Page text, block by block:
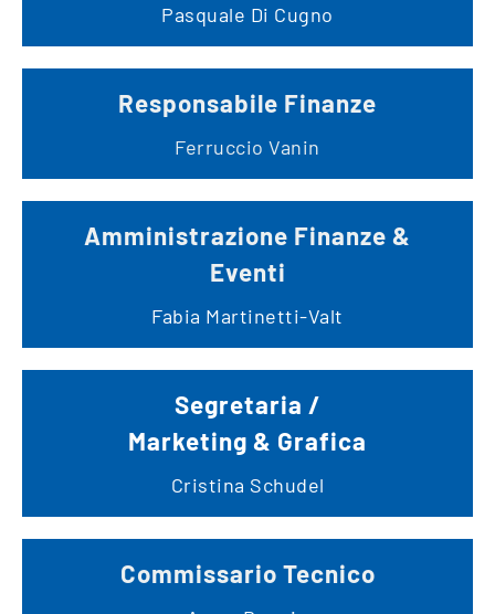
Pasquale Di Cugno
Responsabile Finanze
Ferruccio Vanin
Amministrazione Finanze &
Eventi
Fabia Martinetti-Valt
Segretaria /
Marketing & Grafica
Cristina Schudel
Commissario Tecnico